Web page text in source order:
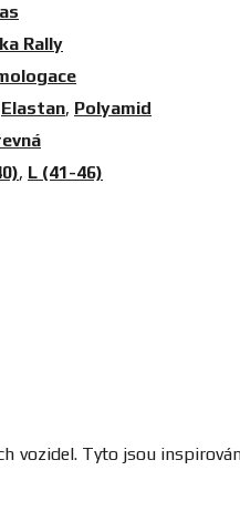
Rally
Elastan, Polyamid
, L (41-46)
vozidel. Tyto jsou